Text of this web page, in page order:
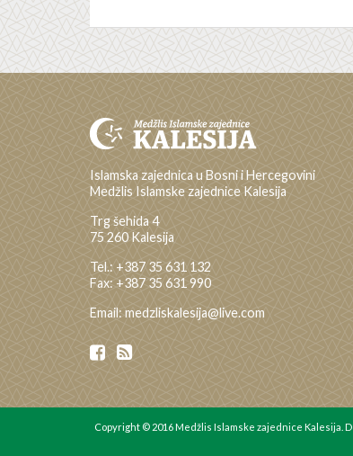
Islamska zajednica u Bosni i Hercegovini
Medžlis Islamske zajednice Kalesija
Trg šehida 4
75 260 Kalesija
Tel.: +387 35 631 132
Fax: +387 35 631 990
Email: medzliskalesija@live.com
Copyright © 2016 Medžlis Islamske zajednice Kalesija.